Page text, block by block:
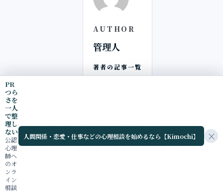
AUTHOR
管理人
著者の記事一覧
本サイトの内容は心理学・臨床倫理に関する一般的な情報提供を
目的としており、診断・治療・個別の医療助言を代替するもので
はありません。心身の不調がある場合は専門機関へご相談くださ
PR
つら
さを
一人
で整
理し
ない
公認
心理
師へ
のオ
ンラ
イン
相談
人間関係・恋愛・仕事などの心理相談を始めるなら【Kimochi】 ×